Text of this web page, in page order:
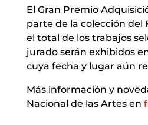
El Gran Premio
parte de la colección del
el total de los trabajos
jurado serán exhibidos
cuya fecha y lugar aún
Más información y
Nacional de las Artes en